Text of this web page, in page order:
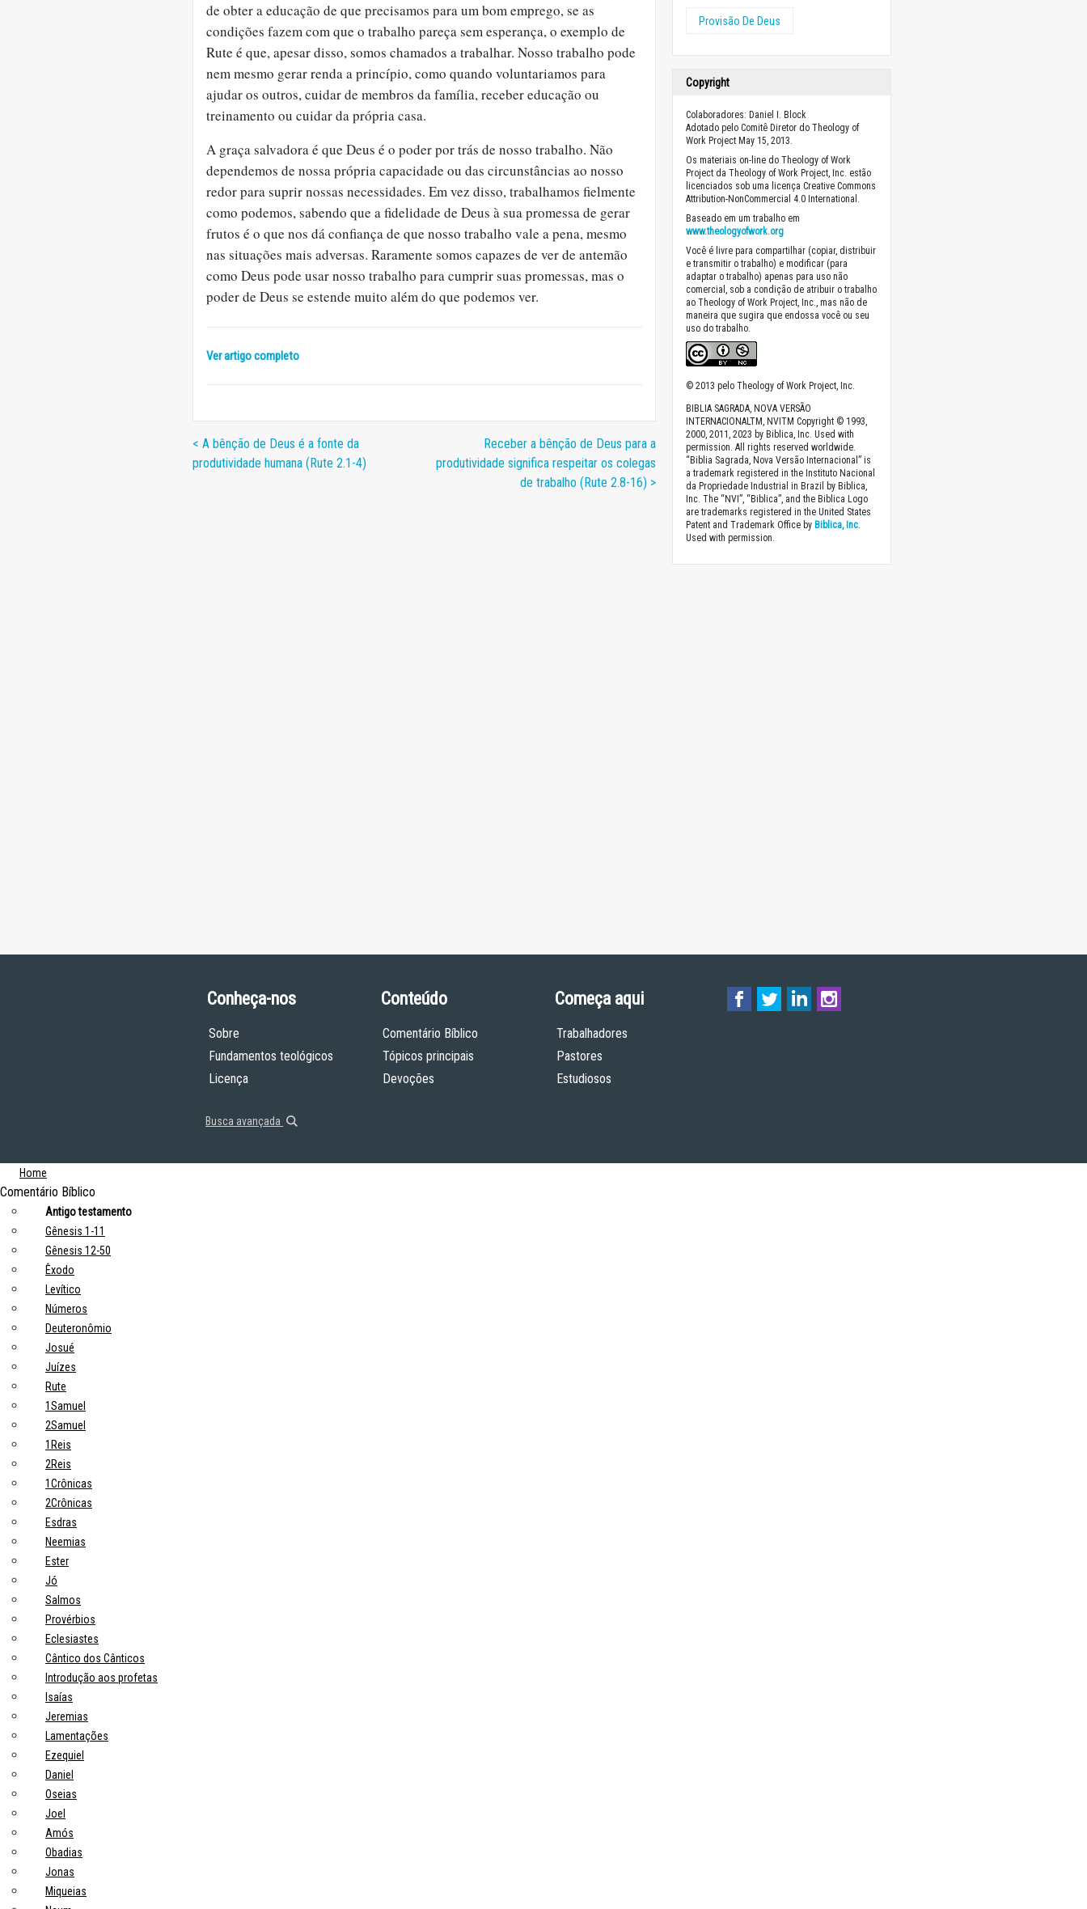
de obter a educação de que precisamos para um bom emprego, se as
condições fazem com que o trabalho pareça sem esperança, o exemplo de
Rute é que, apesar disso, somos chamados a trabalhar. Nosso trabalho pode
nem mesmo gerar renda a princípio, como quando voluntariamos para
ajudar os outros, cuidar de membros da família, receber educação ou
treinamento ou cuidar da própria casa.
A graça salvadora é que Deus é o poder por trás de nosso trabalho. Não
dependemos de nossa própria capacidade ou das circunstâncias ao nosso
redor para suprir nossas necessidades. Em vez disso, trabalhamos fielmente
como podemos, sabendo que a fidelidade de Deus à sua promessa de gerar
frutos é o que nos dá confiança de que nosso trabalho vale a pena, mesmo
nas situações mais adversas. Raramente somos capazes de ver de antemão
como Deus pode usar nosso trabalho para cumprir suas promessas, mas o
poder de Deus se estende muito além do que podemos ver.
Ver artigo completo
< A bênção de Deus é a fonte da
produtividade humana (Rute 2.1-4)
Receber a bênção de Deus para a
produtividade significa respeitar os colegas
de trabalho (Rute 2.8-16) >
Provisão De Deus
Copyright
Colaboradores: Daniel I. Block
Adotado pelo Comitê Diretor do Theology of
Work Project May 15, 2013.
Os materiais on-line do Theology of Work
Project da Theology of Work Project, Inc. estão
licenciados sob uma licença Creative Commons
Attribution-NonCommercial 4.0 International.
Baseado em um trabalho em
www.theologyofwork.org
Você é livre para compartilhar (copiar, distribuir
e transmitir o trabalho) e modificar (para
adaptar o trabalho) apenas para uso não
comercial, sob a condição de atribuir o trabalho
ao Theology of Work Project, Inc., mas não de
maneira que sugira que endossa você ou seu
uso do trabalho.
© 2013 pelo Theology of Work Project, Inc.
BIBLIA SAGRADA, NOVA VERSÃO
INTERNACIONALTM, NVITM Copyright © 1993,
2000, 2011, 2023 by Biblica, Inc. Used with
permission. All rights reserved worldwide.
“Biblia Sagrada, Nova Versão Internacional” is
a trademark registered in the Instituto Nacional
da Propriedade Industrial in Brazil by Biblica,
Inc. The “NVI”, “Biblica”, and the Biblica Logo
are trademarks registered in the United States
Patent and Trademark Office by Biblica, Inc.
Used with permission.
Conheça-nos
Sobre
Fundamentos teológicos
Licença
Busca avançada
Conteúdo
Comentário Bíblico
Tópicos principais
Devoções
Começa aqui
Trabalhadores
Pastores
Estudiosos
Home
Comentário Bíblico
Antigo testamento
Gênesis 1-11
Gênesis 12-50
Êxodo
Levítico
Números
Deuteronômio
Josué
Juízes
Rute
1Samuel
2Samuel
1Reis
2Reis
1Crônicas
2Crônicas
Esdras
Neemias
Ester
Jó
Salmos
Provérbios
Eclesiastes
Cântico dos Cânticos
Introdução aos profetas
Isaías
Jeremias
Lamentações
Ezequiel
Daniel
Oseias
Joel
Amós
Obadias
Jonas
Miqueias